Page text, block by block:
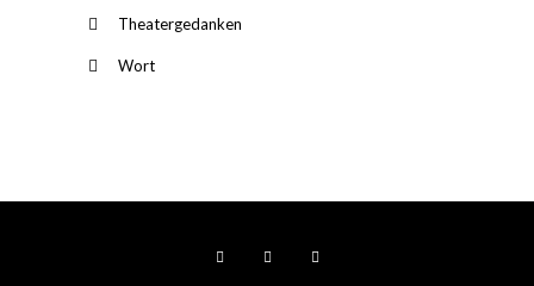
Theatergedanken
Wort